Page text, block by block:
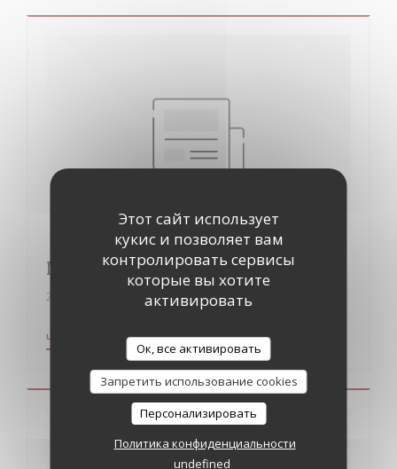
Этот сайт использует
кукис и позволяет вам
контролировать сервисы
которые вы хотите
активировать
Ок, все активировать
Запретить использование cookies
Персонализировать
Политика конфиденциальности
undefined
Modernists
26/04/2016
ЧИТАТЬ СТАТЬЮ((ОТКРЫВАЕТСЯ В НОВОМ ОКНЕ))